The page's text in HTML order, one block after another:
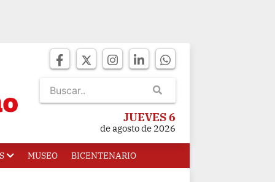
JUEVES 6
de agosto de 2026
MUSEO BICENTENARIO